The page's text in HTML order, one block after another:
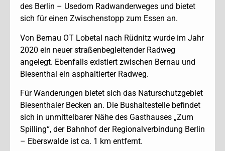
des Berlin – Usedom Radwanderweges und bietet
sich für einen Zwischenstopp zum Essen an.
Von Bernau OT Lobetal nach Rüdnitz wurde im Jahr
2020 ein neuer straßenbegleitender Radweg
angelegt. Ebenfalls existiert zwischen Bernau und
Biesenthal ein asphaltierter Radweg.
Für Wanderungen bietet sich das Naturschutzgebiet
Biesenthaler Becken an. Die Bushaltestelle befindet
sich in unmittelbarer Nähe des Gasthauses „Zum
Spilling“, der Bahnhof der Regionalverbindung Berlin
– Eberswalde ist ca. 1 km entfernt.